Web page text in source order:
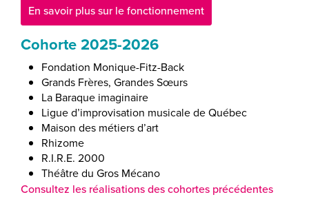
En savoir plus sur le fonctionnement
Cohorte 2025-2026
Fondation Monique-Fitz-Back
Grands Frères, Grandes Sœurs
La Baraque imaginaire
Ligue d’improvisation musicale de Québec
Maison des métiers d’art
Rhizome
R.I.R.E. 2000
Théâtre du Gros Mécano
Consultez les réalisations des cohortes précédentes